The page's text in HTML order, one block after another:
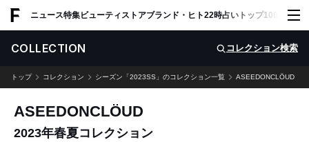
ニュース特集ビューティ ストアブランド・ヒト22時占い トップ100 スナッ
COLLECTION コレクション検索
トップ コレクション シーズン「2023SS」のコレクション一覧 ASEEDONCLÖUD
ASEEDONCLÖUD
2023年春夏コレクション